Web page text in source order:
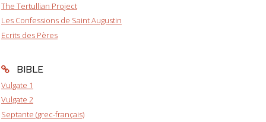
The Tertullian Project
Les Confessions de Saint Augustin
Ecrits des Pères
BIBLE
Vulgate 1
Vulgate 2
Septante (grec-français)